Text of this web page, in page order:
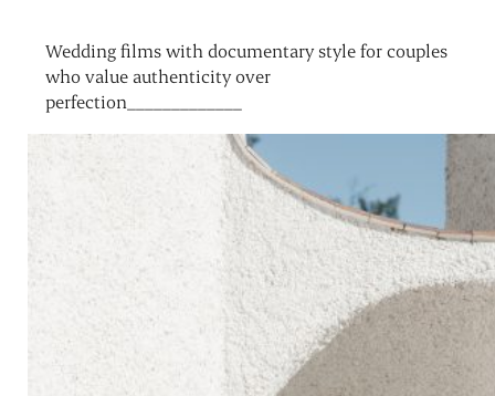
Wedding films with documentary style for couples
who value authenticity over
perfection_____________